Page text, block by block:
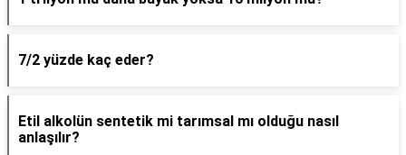
7/2 yüzde kaç eder?
Etil alkolün sentetik mi tarımsal mı olduğu nasıl
anlaşılır?